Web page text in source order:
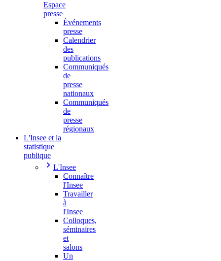
Espace
presse
Événements
presse
Calendrier
des
publications
Communiqués
de
presse
nationaux
Communiqués
de
presse
régionaux
L'Insee et la
statistique
publique
L'Insee
Connaître
l'Insee
Travailler
à
l'Insee
Colloques,
séminaires
et
salons
Un